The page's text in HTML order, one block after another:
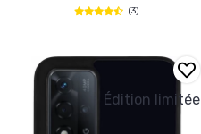
(3)
Édition limitée